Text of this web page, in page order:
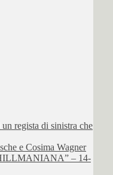
regista di sinistra che
e Cosima Wagner
– 14-